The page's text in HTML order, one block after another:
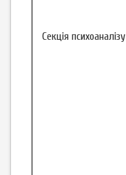
Секція психоаналізу